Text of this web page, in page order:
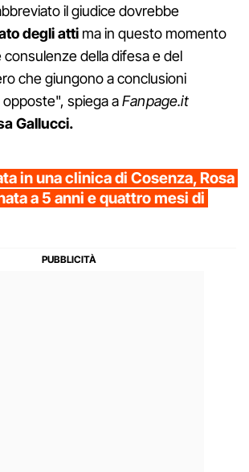
il giudice dovrebbe
degli atti ma in questo momento
della difesa e del
che giungono a conclusioni
spiega aFanpage.it
Gallucci.
in una clinica di Cosenza, Rosa
a 5 anni e quattro mesi di